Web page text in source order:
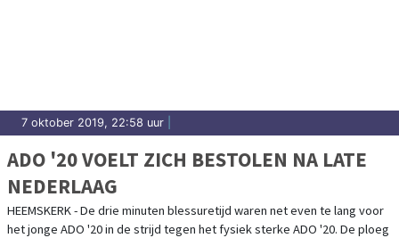
7 oktober 2019, 22:58 uur
ADO '20 VOELT ZICH BESTOLEN NA LATE
NEDERLAAG
HEEMSKERK - De drie minuten blessuretijd waren net even te lang voor
het jonge ADO '20 in de strijd tegen het fysiek sterke ADO '20. De ploeg